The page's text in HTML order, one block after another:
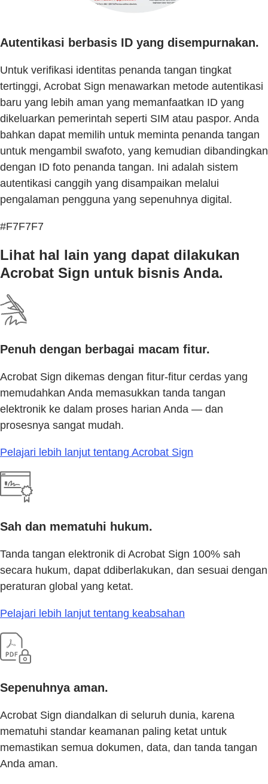
Autentikasi berbasis ID yang disempurnakan.
Untuk verifikasi identitas penanda tangan tingkat
tertinggi, Acrobat Sign menawarkan metode autentikasi
baru yang lebih aman yang memanfaatkan ID yang
dikeluarkan pemerintah seperti SIM atau paspor. Anda
bahkan dapat memilih untuk meminta penanda tangan
untuk mengambil swafoto, yang kemudian dibandingkan
dengan ID foto penanda tangan. Ini adalah sistem
autentikasi canggih yang disampaikan melalui
pengalaman pengguna yang sepenuhnya digital.
#F7F7F7
Lihat hal lain yang dapat dilakukan
Acrobat Sign untuk bisnis Anda.
Penuh dengan berbagai macam fitur.
Acrobat Sign dikemas dengan fitur-fitur cerdas yang
memudahkan Anda memasukkan tanda tangan
elektronik ke dalam proses harian Anda — dan
prosesnya sangat mudah.
Pelajari lebih lanjut tentang Acrobat Sign
Sah dan mematuhi hukum.
Tanda tangan elektronik di Acrobat Sign 100% sah
secara hukum, dapat ddiberlakukan, dan sesuai dengan
peraturan global yang ketat.
Pelajari lebih lanjut tentang keabsahan
Sepenuhnya aman.
Acrobat Sign diandalkan di seluruh dunia, karena
mematuhi standar keamanan paling ketat untuk
memastikan semua dokumen, data, dan tanda tangan
Anda aman.